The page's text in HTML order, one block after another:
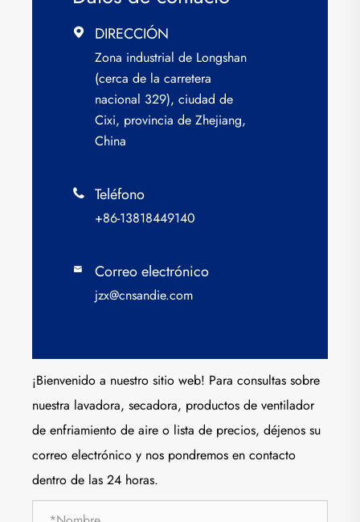
 DIRECCIÓN
Zona industrial de Longshan
(cerca de la carretera
nacional 329), ciudad de
Cixi, provincia de Zhejiang,
China
 Teléfono
+86-13818449140
 Correo electrónico
jzx@cnsandie.com
¡Bienvenido a nuestro sitio web! Para consultas sobre
nuestra lavadora, secadora, productos de ventilador
de enfriamiento de aire o lista de precios, déjenos su
correo electrónico y nos pondremos en contacto
dentro de las 24 horas.